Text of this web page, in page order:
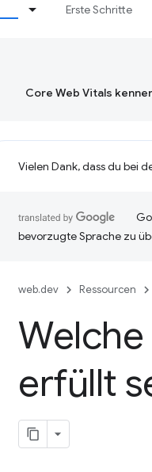
Erste Schritte
Core Web Vitals
Vielen Dank, dass du bei
bevorzugte Sprache zu
web.dev Ressourcen
erfüllt